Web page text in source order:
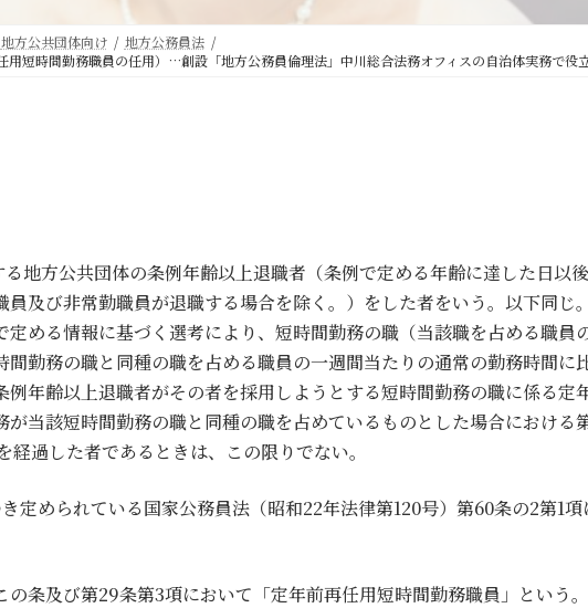
地方公共団体向け
地方公務員法
短時間勤務職員の任用）…創設「地方公務員倫理法」中川総合法務オフィスの自治体実務で役
方公共団体の条例年齢以上退職者（条例で定める年齢に達した日以
及び非常勤職員が退職する場合を除く。）をした者をいう。以下同じ
める情報に基づく選考により、短時間勤務の職（当該職を占める職員
勤務の職と同種の職を占める職員の一週間当たりの通常の勤務時間に
年齢以上退職者がその者を採用しようとする短時間勤務の職に係る定
当該短時間勤務の職と同種の職を占めているものとした場合における
過した者であるときは、この限りでない。
められている国家公務員法（昭和22年法律第120号）第60条の2第1
条及び第29条第3項において「定年前再任用短時間勤務職員」という